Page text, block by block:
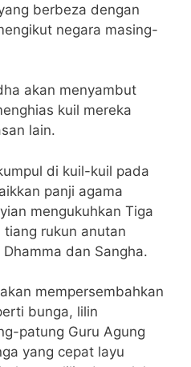
berbeza dengan
negara masing-
akan menyambut
kuil mereka
lain.
di kuil-kuil pada
panji agama
mengukuhkan Tiga
rukun anutan
dan Sangha.
mempersembahkan
bunga, lilin
patung Guru Agung
yang cepat layu